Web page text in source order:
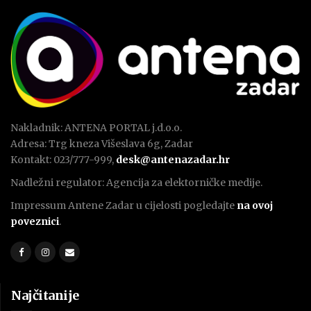
Nakladnik: ANTENA PORTAL j.d.o.o.
Adresa: Trg kneza Višeslava 6g, Zadar
Kontakt: 023/777-999, desk@antenazadar.hr
Nadležni regulator: Agencija za elektorničke medije.
Impressum Antene Zadar u cijelosti pogledajte na ovoj
poveznici.
Najčitanije